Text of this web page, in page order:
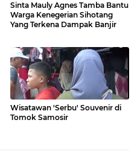
Sinta Mauly Agnes Tamba Bantu
Warga Kenegerian Sihotang
Yang Terkena Dampak Banjir
Wisatawan 'Serbu' Souvenir di
Tomok Samosir